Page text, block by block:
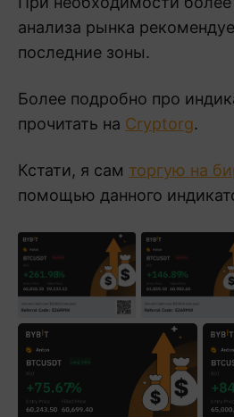
анализа рынка
последние зоны.
Более подробно про
прочитать на Cryptorg.
Кстати, я сам торгую на
помощью данного